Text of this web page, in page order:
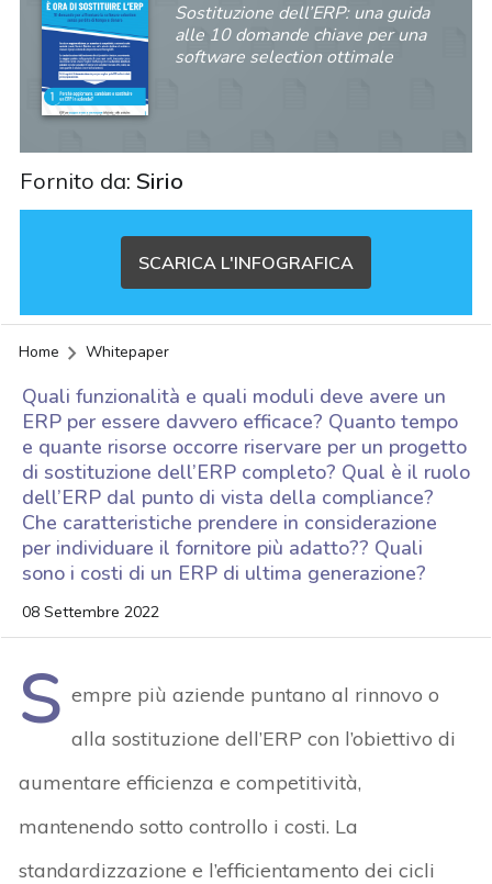
Sostituzione dell’ERP: una guida
alle 10 domande chiave per una
software selection ottimale
Fornito da: Sirio
SCARICA L'INFOGRAFICA
Home Whitepaper
Quali funzionalità e quali moduli deve avere un
ERP per essere davvero efficace? Quanto tempo
e quante risorse occorre riservare per un progetto
di sostituzione dell’ERP completo? Qual è il ruolo
dell’ERP dal punto di vista della compliance?
Che caratteristiche prendere in considerazione
per individuare il fornitore più adatto?? Quali
sono i costi di un ERP di ultima generazione?
08 Settembre 2022
S empre più aziende puntano al rinnovo o
alla sostituzione dell’ERP con l’obiettivo di
aumentare efficienza e competitività,
mantenendo sotto controllo i costi. La
standardizzazione e l’efficientamento dei cicli